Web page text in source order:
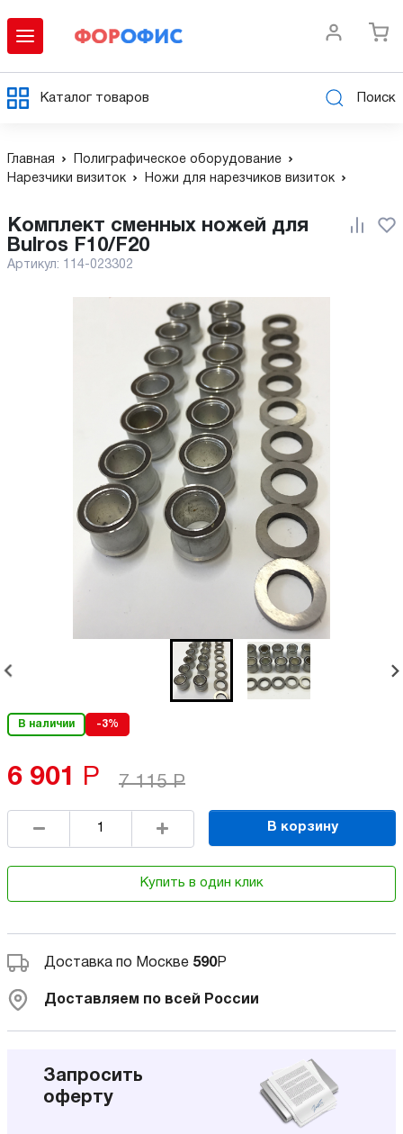
Каталог товаров Поиск
Главная
Полиграфическое оборудование
Нарезчики визиток
Ножи для нарезчиков визиток
Комплект сменных ножей для
Bulros F10/F20
Артикул: 114-023302
В наличии -3%
6 901 Р 7 115 Р
В корзину
Купить в один клик
Доставка по Москве 590Р
Доставляем по всей России
Запросить
оферту